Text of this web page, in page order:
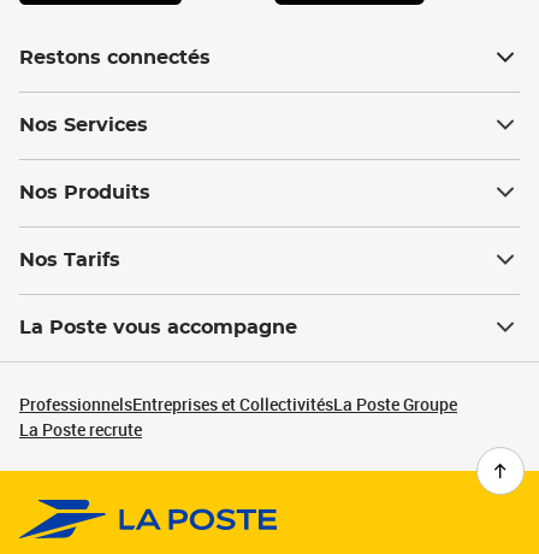
Restons connectés
Nos Services
Nos Produits
Nos Tarifs
La Poste vous accompagne
ProfessionnelsEntreprises et CollectivitésLa Poste Groupe
La Poste recrute